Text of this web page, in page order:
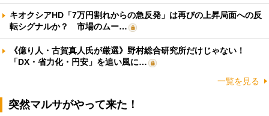
キオクシアHD「7万円割れからの急反発」は再びの上昇局面への反
転シグナルか？ 市場のムー…
《億り人・古賀真人氏が厳選》野村総合研究所だけじゃない！
「DX・省力化・円安」を追い風に…
一覧を見る
突然マルサがやって来た！